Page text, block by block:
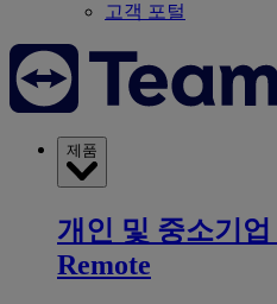
고객 포털
제품
개인 및 중소기업
Remote